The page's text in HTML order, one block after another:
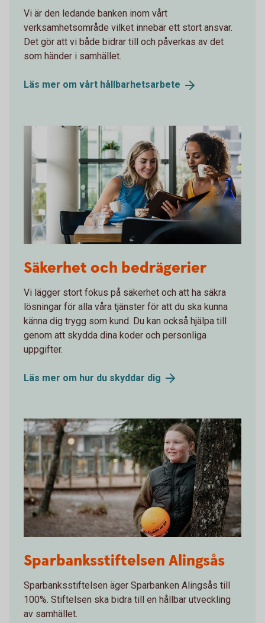
Vi är den ledande banken inom vårt
verksamhetsområde vilket innebär ett stort ansvar.
Det gör att vi både bidrar till och påverkas av det
som händer i samhället.
Läs mer om vårt hållbarhetsarbete
Säkerhet och bedrägerier
Vi lägger stort fokus på säkerhet och att ha säkra
lösningar för alla våra tjänster för att du ska kunna
känna dig trygg som kund. Du kan också hjälpa till
genom att skydda dina koder och personliga
uppgifter.
Läs mer om hur du skyddar dig
Sparbanksstiftelsen Alingsås
Sparbanksstiftelsen äger Sparbanken Alingsås till
100%. Stiftelsen ska bidra till en hållbar utveckling
av samhället.